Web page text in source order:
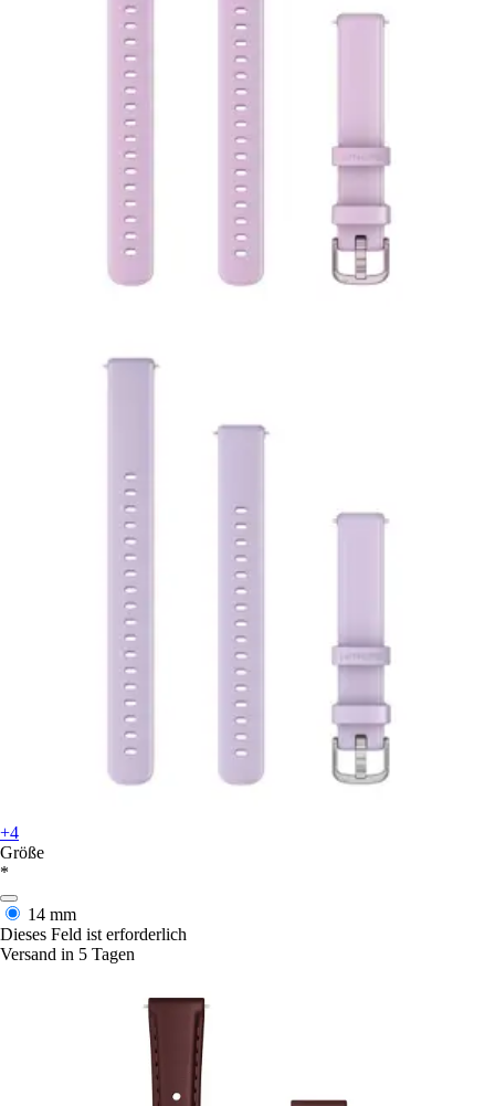
+4
Größe
*
14 mm
Dieses Feld ist erforderlich
Versand in 5 Tagen